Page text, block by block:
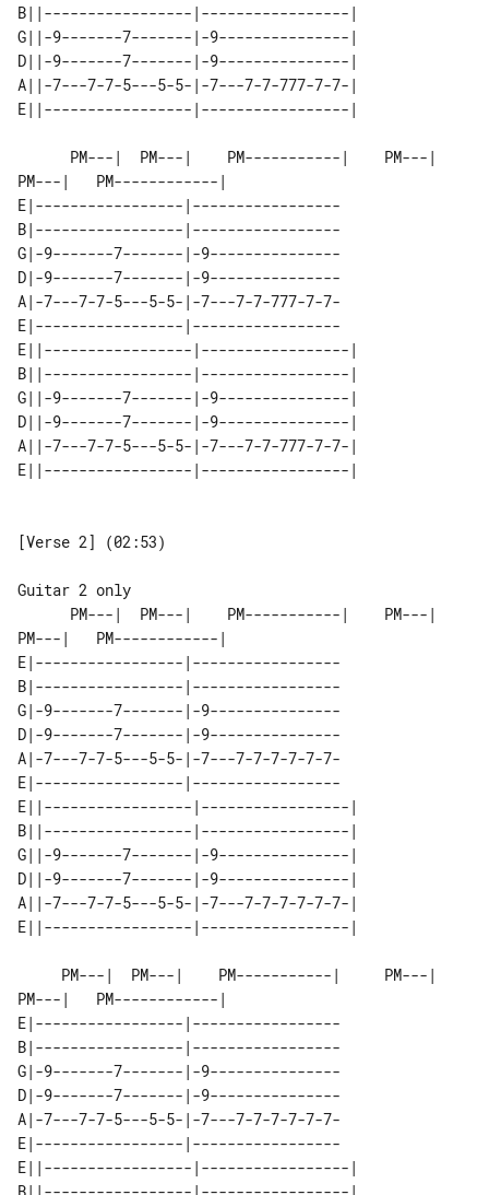
B||-----------------|-----------------|
G||-9-------7-------|-9---------------|
D||-9-------7-------|-9---------------|
A||-7---7-7-5---5-5-|-7---7-7-777-7-7-|
PM---|   PM------------|
E|-----------------|-----------------
B|-----------------|-----------------
G|-9-------7-------|-9---------------
D|-9-------7-------|-9---------------
A|-7---7-7-5---5-5-|-7---7-7-777-7-7-
E|-----------------|-----------------
E||-----------------|-----------------|
B||-----------------|-----------------|
G||-9-------7-------|-9---------------|
D||-9-------7-------|-9---------------|
A||-7---7-7-5---5-5-|-7---7-7-777-7-7-|
[Verse 2] (02:53)
PM---|   PM------------|
E|-----------------|-----------------
B|-----------------|-----------------
G|-9-------7-------|-9---------------
D|-9-------7-------|-9---------------
A|-7---7-7-5---5-5-|-7---7-7-7-7-7-7-
E|-----------------|-----------------
E||-----------------|-----------------|
B||-----------------|-----------------|
G||-9-------7-------|-9---------------|
D||-9-------7-------|-9---------------|
A||-7---7-7-5---5-5-|-7---7-7-7-7-7-7-|
PM---|   PM------------|
E|-----------------|-----------------
B|-----------------|-----------------
G|-9-------7-------|-9---------------
D|-9-------7-------|-9---------------
A|-7---7-7-5---5-5-|-7---7-7-7-7-7-7-
E|-----------------|-----------------
E||-----------------|-----------------|